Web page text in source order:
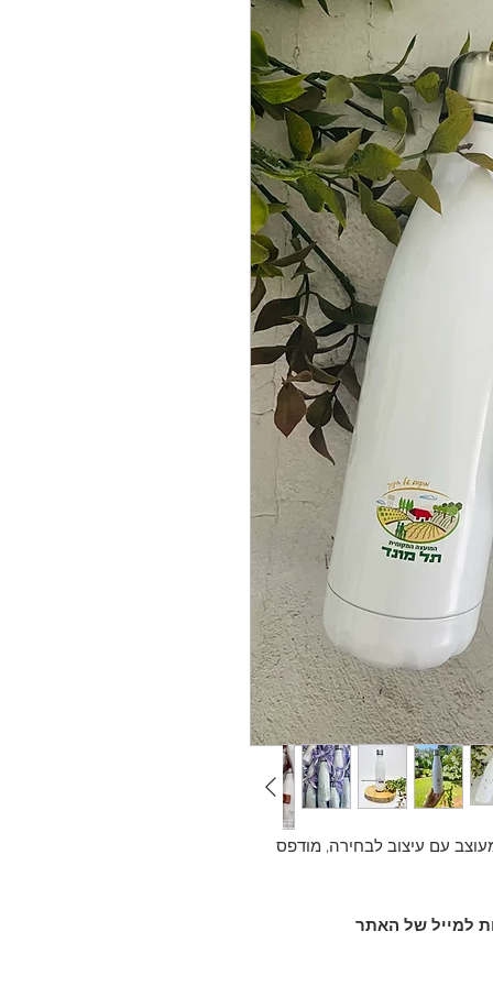
איכותי גבוהה מעוצב עם עיצוב לבחירה, מודפס
למייל של האתר